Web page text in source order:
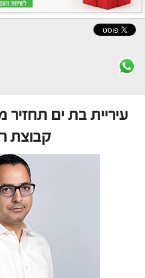
עיריית בת ים תחזיר
קבוצת